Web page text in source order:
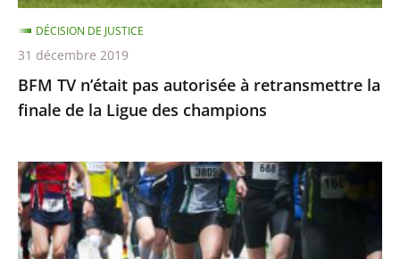
de
la
Ligue
des
champions
BFM TV n’était pas autorisée à retransmettre la
finale de la Ligue des champions
DÉCISION DE JUSTICE
31 décembre 2019
Suspension
provisoire
de
Clémence